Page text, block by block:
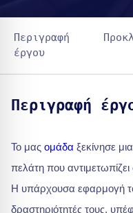
Περιγραφή
έργου
Περιγραφή
Το μας ομάδα ξεκίνησε
πελάτη που
Η υπάρχουσα εφαρμογή
δραστηριότητές τους,